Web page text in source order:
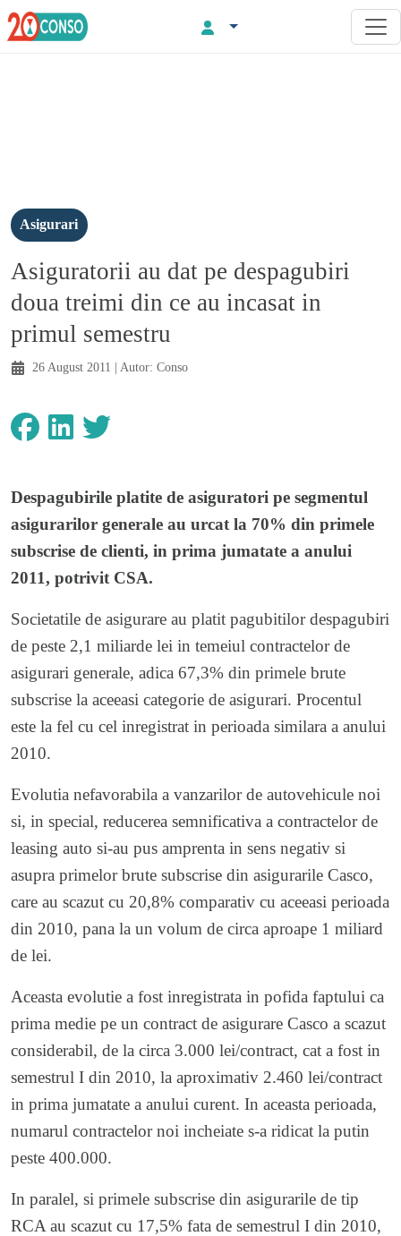
Asigurari
Asiguratorii au dat pe despagubiri
doua treimi din ce au incasat in
primul semestru
26 August 2011 | Autor: Conso
Despagubirile platite de asiguratori pe segmentul
asigurarilor generale au urcat la 70% din primele
subscrise de clienti, in prima jumatate a anului
2011, potrivit CSA.
Societatile de asigurare au platit pagubitilor despagubiri
de peste 2,1 miliarde lei in temeiul contractelor de
asigurari generale, adica 67,3% din primele brute
subscrise la aceeasi categorie de asigurari. Procentul
este la fel cu cel inregistrat in perioada similara a anului
2010.
Evolutia nefavorabila a vanzarilor de autovehicule noi
si, in special, reducerea semnificativa a contractelor de
leasing auto si-au pus amprenta in sens negativ si
asupra primelor brute subscrise din asigurarile Casco,
care au scazut cu 20,8% comparativ cu aceeasi perioada
din 2010, pana la un volum de circa aproape 1 miliard
de lei.
Aceasta evolutie a fost inregistrata in pofida faptului ca
prima medie pe un contract de asigurare Casco a scazut
considerabil, de la circa 3.000 lei/contract, cat a fost in
semestrul I din 2010, la aproximativ 2.460 lei/contract
in prima jumatate a anului curent. In aceasta perioada,
numarul contractelor noi incheiate s-a ridicat la putin
peste 400.000.
In paralel, si primele subscrise din asigurarile de tip
RCA au scazut cu 17,5% fata de semestrul I din 2010,